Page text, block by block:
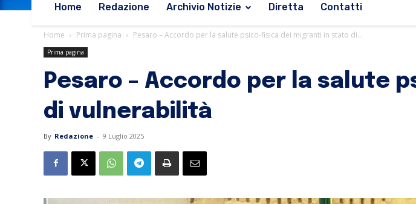
Home Redazione Archivio Notizie Diretta Contatti
Home Prima pagina Pesaro – Accordo per la salute psico-fisica dei migranti in stato di...
Prima pagina
Pesaro – Accordo per la salute
di vulnerabilità
By Redazione - 9 Luglio 2025